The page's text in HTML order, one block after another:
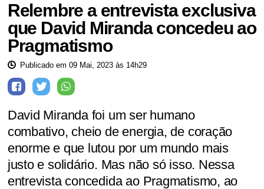
Relembre a entrevista exclusiva
que David Miranda concedeu ao
Pragmatismo
Publicado em 09 Mai, 2023 às 14h29
David Miranda foi um ser humano
combativo, cheio de energia, de coração
enorme e que lutou por um mundo mais
justo e solidário. Mas não só isso. Nessa
entrevista concedida ao Pragmatismo, ao